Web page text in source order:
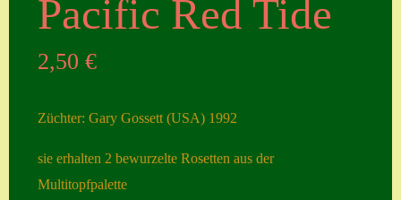
Seiten
ngen
Pacific Red Tide
2,50€
Züchter: Gary Gossett (USA) 1992
sie erhalten 2 bewurzelte Rosetten aus der
Multitopfpalette